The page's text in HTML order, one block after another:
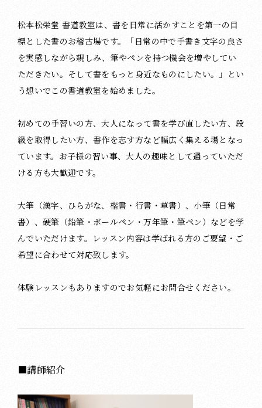
松本松栄堂 書道教室は、書を日常に活かすことを第一の目
標とした書のお稽古場です。「日常の中で手書き文字の良さ
を実感しながら親しみ、筆やペンを持つ機会を増やしてい
ただきたい。そして書をもっと身近なものにしたい。」とい
う想いでこの書道教室を始めました。
初めての手習いの方、大人になって書を学び直したい方、段
級を取得したい方、書作を志す方など幅広く集える場となっ
ています。お子様の習い事、大人の趣味として通っていただ
ける方も大歓迎です。
大筆（漢字、ひらがな、楷書・行書・草書）、小筆（日常
書）、硬筆（鉛筆・ボールペン・万年筆・筆ペン）などを学
んでいただけます。レッスン内容は学ばれる方のご要望・ご
希望に合わせて対応致します。
体験レッスンもありますのでお気軽にお問合せください。
■講師紹介